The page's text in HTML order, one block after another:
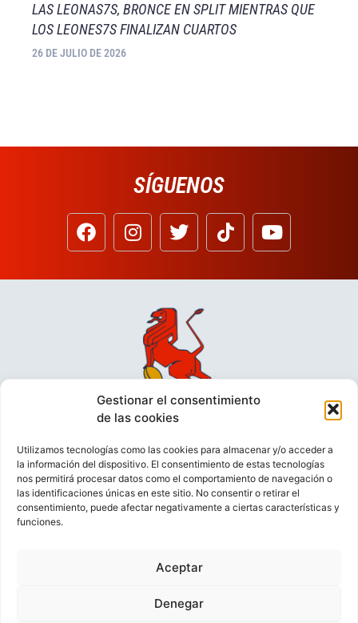
Gestionar el consentimiento
de las cookies
Utilizamos tecnologías como las cookies para almacenar y/o acceder a
la información del dispositivo. El consentimiento de estas tecnologías
nos permitirá procesar datos como el comportamiento de navegación o
las identificaciones únicas en este sitio. No consentir o retirar el
consentimiento, puede afectar negativamente a ciertas características y
funciones.
Aceptar
Denegar
LAS LEONAS7S, BRONCE EN SPLIT MIENTRAS QUE
LOS LEONES7S FINALIZAN CUARTOS
26 DE JULIO DE 2026
SÍGUENOS
VIDEOCONFERENCIAS
POLÍTICA DE PRIVACIDAD
CONTACTO